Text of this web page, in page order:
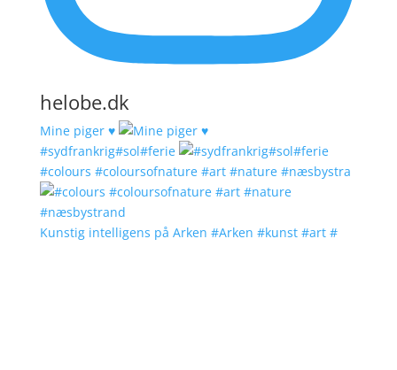
helobe.dk
Mine piger ♥️
#sydfrankrig#sol#ferie
#colours #coloursofnature #art #nature #næsbystra
Kunstig intelligens på Arken #Arken #kunst #art #